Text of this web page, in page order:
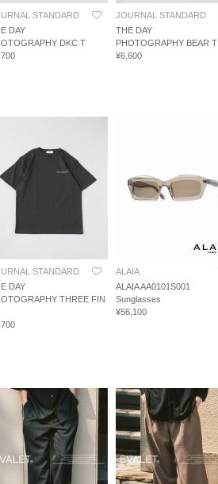
STANDARD
DAY
DKC T
JOURNAL STANDARD
THE DAY
PHOTOGRAPHY BEAR T
¥6,600
STANDARD
DAY
THREE FIN
ALAIA
ALAIA AA0101S001
Sunglasses
¥56,100